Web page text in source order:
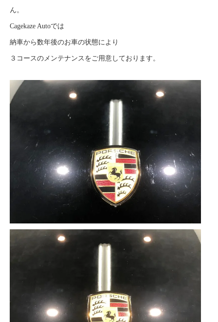
ん。
Cagekaze Autoでは
納車から数年後のお車の状態により
３コースのメンテナンスをご用意しております。